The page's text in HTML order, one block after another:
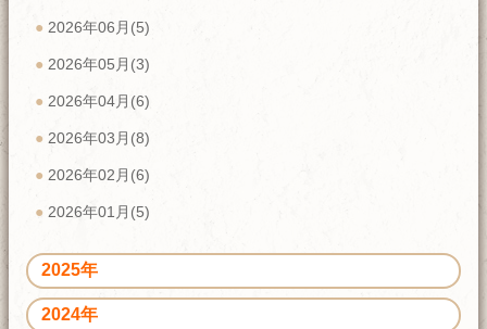
2026年06月(5)
2026年05月(3)
2026年04月(6)
2026年03月(8)
2026年02月(6)
2026年01月(5)
2025年
2024年